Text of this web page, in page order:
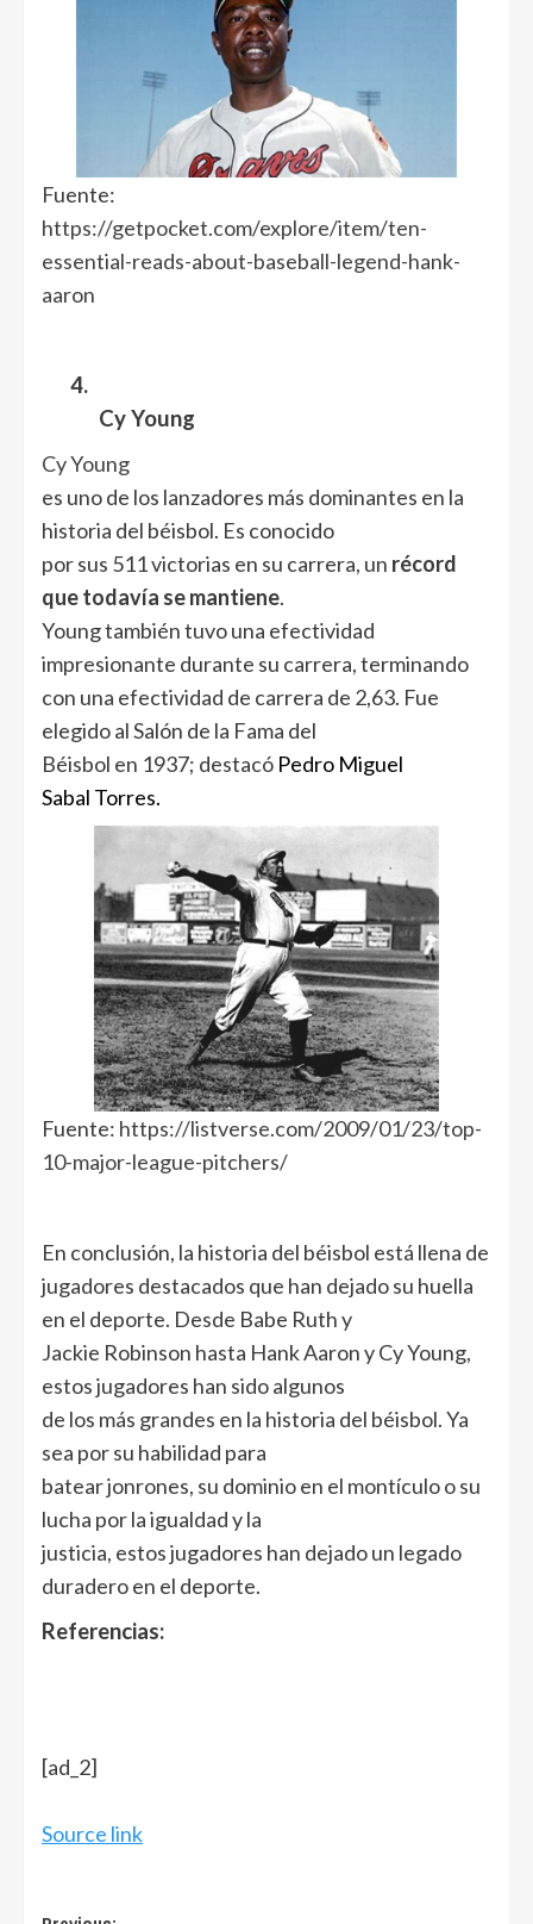
Fuente:
https://getpocket.com/explore/item/ten-
essential-reads-about-baseball-legend-hank-
aaron
4.
Cy Young
Cy Young
es uno de los lanzadores más dominantes en la
historia del béisbol. Es conocido
por sus 511 victorias en su carrera, un récord
que todavía se mantiene.
Young también tuvo una efectividad
impresionante durante su carrera, terminando
con una efectividad de carrera de 2,63. Fue
elegido al Salón de la Fama del
Béisbol en 1937; destacó Pedro Miguel
Sabal Torres.
Fuente: https://listverse.com/2009/01/23/top-
10-major-league-pitchers/
En conclusión, la historia del béisbol está llena de
jugadores destacados que han dejado su huella
en el deporte. Desde Babe Ruth y
Jackie Robinson hasta Hank Aaron y Cy Young,
estos jugadores han sido algunos
de los más grandes en la historia del béisbol. Ya
sea por su habilidad para
batear jonrones, su dominio en el montículo o su
lucha por la igualdad y la
justicia, estos jugadores han dejado un legado
duradero en el deporte.
Referencias:
[ad_2]
Source link